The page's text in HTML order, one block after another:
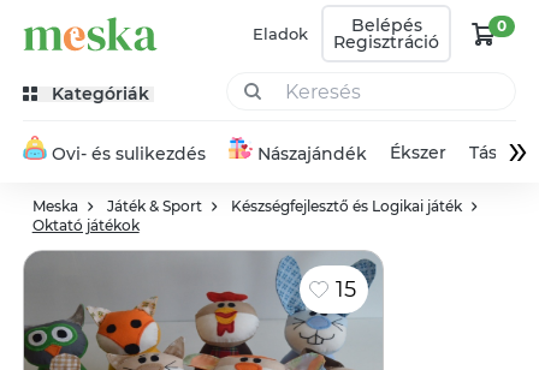
Eladok Belépés
Regisztráció
0
Kategóriák
Ovi- és sulikezdés Nászajándék Ékszer Táska»
Meska Játék & Sport
Készségfejlesztő és Logikai játék
Oktató játékok
15